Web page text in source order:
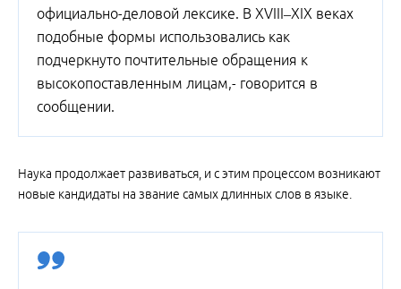
официально-деловой лексике. В XVIII–XIX веках
подобные формы использовались как
подчеркнуто почтительные обращения к
высокопоставленным лицам,- говорится в
сообщении.
Наука продолжает развиваться, и с этим процессом возникают
новые кандидаты на звание самых длинных слов в языке.